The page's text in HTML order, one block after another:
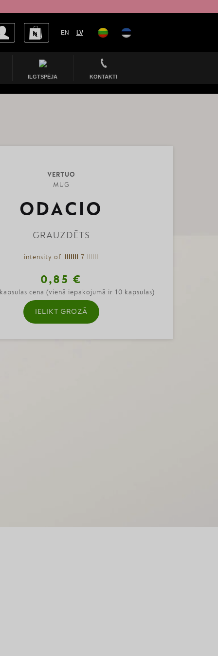
EN LV
ILGTSPĒJA KONTAKTI
VERTUO
MUG
ODACIO
GRAUZDĒTS
intensity of 7
0,85 €
cena (vienā iepakojumā ir 10 kapsulas)
IELIKT GROZĀ